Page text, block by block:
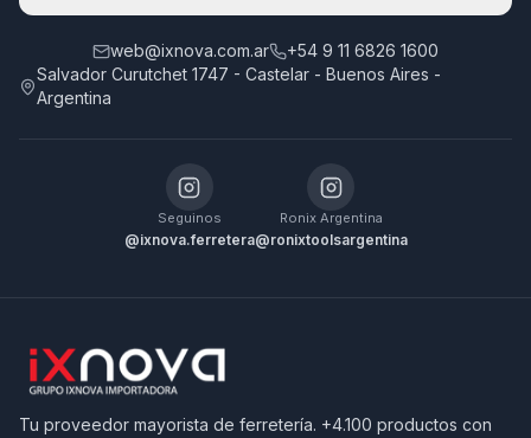
web@ixnova.com.ar
+54 9 11 6826 1600
Salvador Curutchet 1747 - Castelar - Buenos Aires -
Argentina
Seguinos
@ixnova.ferretera
Ronix Argentina
@ronixtoolsargentina
Tu proveedor mayorista de ferretería. +4.100 productos con